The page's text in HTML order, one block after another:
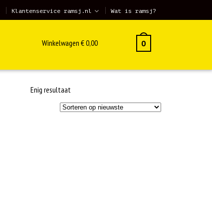
Klantenservice ramsj.nl Wat is ramsj?
Winkelwagen €0,00 0
Enig resultaat